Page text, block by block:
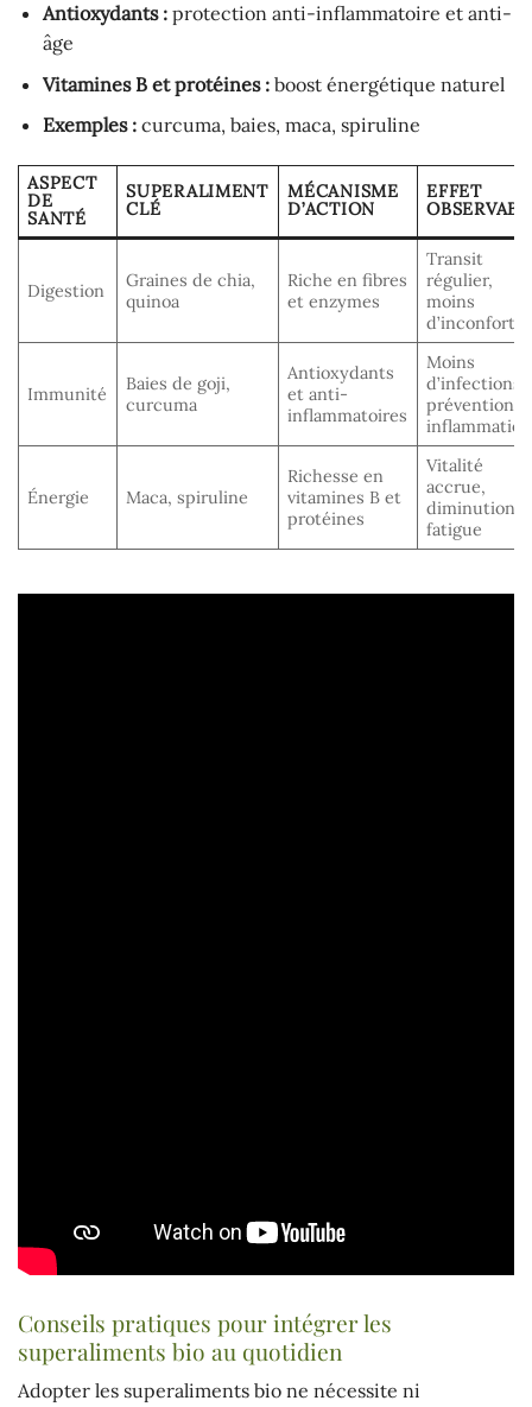
Antioxydants :protection anti-inflammatoire et anti-
âge
Vitamines B et protéines :boost énergétique naturel
Exemples :curcuma, baies, maca, spiruline
ASPECT
DE
SANTÉ
SUPERALIMENT
CLÉ
MÉCANISME
D’ACTION
EFFET
Digestion
Graines de chia,
quinoa
Riche en fibres
et enzymes
Transit
régulier,
moins
d’inconfort
Immunité
Baies de goji,
curcuma
Antioxydants
et anti-
inflammatoires
Moins
d’infections,
prévention
Énergie Maca, spiruline
Richesse en
vitamines B et
protéines
Vitalité
accrue,
diminution
fatigue
Conseils pratiques pour intégrer les
superaliments bio au quotidien
Adopter les superaliments bio ne nécessite ni